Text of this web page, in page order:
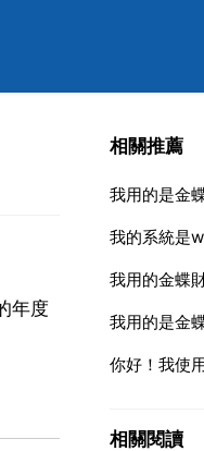
年度
相關推薦
相關閱讀